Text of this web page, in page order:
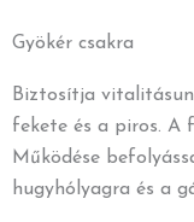
Gyökér csakra
Biztosítja
fekete és a piros. A
Működése
hugyhólyagra és a